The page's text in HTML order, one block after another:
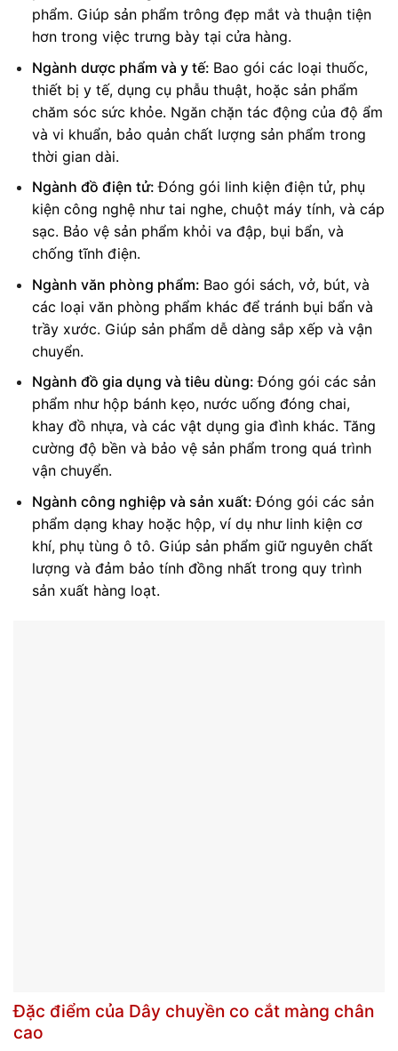
phẩm. Giúp sản phẩm trông đẹp mắt và thuận tiện
hơn trong việc trưng bày tại cửa hàng.
Ngành dược phẩm và y tế: Bao gói các loại thuốc,
thiết bị y tế, dụng cụ phẫu thuật, hoặc sản phẩm
chăm sóc sức khỏe. Ngăn chặn tác động của độ ẩm
và vi khuẩn, bảo quản chất lượng sản phẩm trong
thời gian dài.
Ngành đồ điện tử:Đóng gói linh kiện điện tử, phụ
kiện công nghệ như tai nghe, chuột máy tính, và cáp
sạc. Bảo vệ sản phẩm khỏi va đập, bụi bẩn, và
chống tĩnh điện.
Ngành văn phòng phẩm: Bao gói sách, vở, bút, và
các loại văn phòng phẩm khác để tránh bụi bẩn và
trầy xước. Giúp sản phẩm dễ dàng sắp xếp và vận
chuyển.
Ngành đồ gia dụng và tiêu dùng:Đóng gói các sản
phẩm như hộp bánh kẹo, nước uống đóng chai,
khay đồ nhựa, và các vật dụng gia đình khác. Tăng
cường độ bền và bảo vệ sản phẩm trong quá trình
vận chuyển.
Ngành công nghiệp và sản xuất:Đóng gói các sản
phẩm dạng khay hoặc hộp, ví dụ như linh kiện cơ
khí, phụ tùng ô tô. Giúp sản phẩm giữ nguyên chất
lượng và đảm bảo tính đồng nhất trong quy trình
sản xuất hàng loạt.
Đặc điểm của Dây chuyền co cắt màng chân
cao